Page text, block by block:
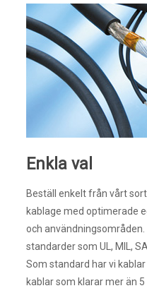
Enkla val
Beställ enkelt från vårt
kablage med optimerade
och
standarder som UL, MIL,
Som standard har vi
kablar som klarar mer än